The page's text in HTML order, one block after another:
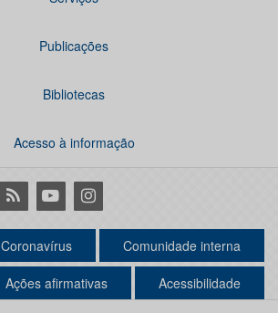
Publicações
Bibliotecas
Acesso à informação
RSS YoutubeInstagram
Coronavírus Comunidade interna
Ações afirmativas Acessibilidade